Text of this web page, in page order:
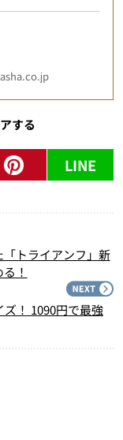
する
LINE
「トライアンフ」新
！
ズ！ 1090円で最強